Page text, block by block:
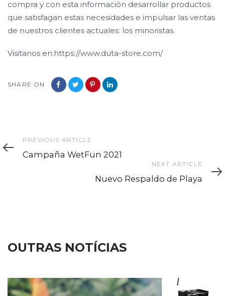
compra y con esta información desarrollar productos
que satisfagan estas necesidades e impulsar las ventas
de nuestros clientes actuales: los minoristas.
Visitanos en:https://www.duta-store.com/
SHARE ON
Previous
Article
PREVIOUS ARTICLE
Campaña WetFun 2021
Article
NEXT ARTICLE
Nuevo Respaldo de Playa
OUTRAS NOTÍCIAS